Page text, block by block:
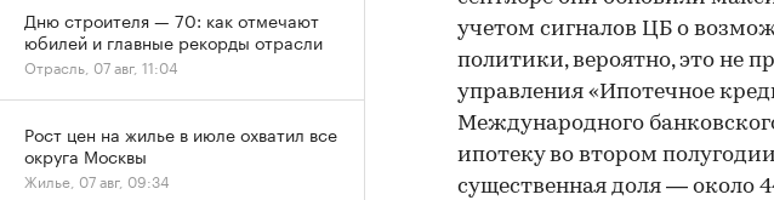
учетом сигналов ЦБ о
политики, вероятно, это не
управления «Ипотечное
Международного
ипотеку во втором
существенная доля — около
Дню строителя — 70: как отмечают
юбилей и главные рекорды отрасли
Отрасль, 07 авг, 11:04
Рост цен на жилье в июле охватил все
округа Москвы
Жилье, 07 авг, 09:34